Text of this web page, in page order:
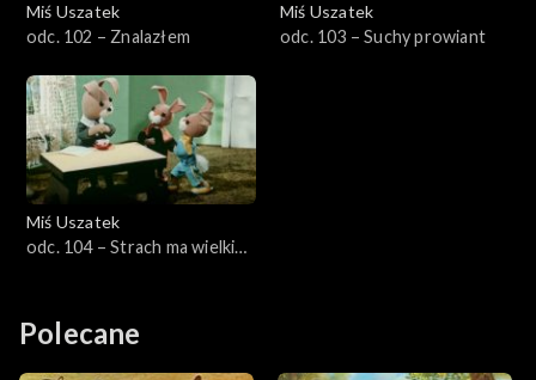
Miś Uszatek
odc. 102 – Znalazłem
Miś Uszatek
odc. 103 – Suchy prowiant
Miś Uszatek
odc. 104 – Strach ma wielkie
Polecane